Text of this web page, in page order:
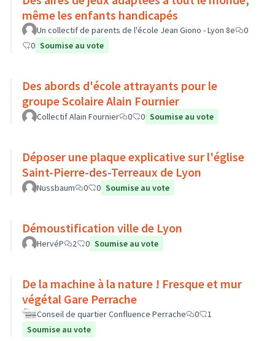
même les enfants handicapés
Un collectif de parents de l'école Jean Giono - Lyon 8e
0
0 Soumise au vote
Des abords d'école attrayants pour le
groupe Scolaire Alain Fournier
Collectif Alain Fournier 0 0 Soumise au vote
Déposer une plaque explicative sur l'église
Saint-Pierre-des-Terreaux de Lyon
Nussbaum 0 0 Soumise au vote
Démoustification ville de Lyon
HervéP 2 0 Soumise au vote
De la machine à la nature ! Fresque et mur
végétal Gare Perrache
Conseil de quartier Confluence Perrache 0
1
Soumise au vote